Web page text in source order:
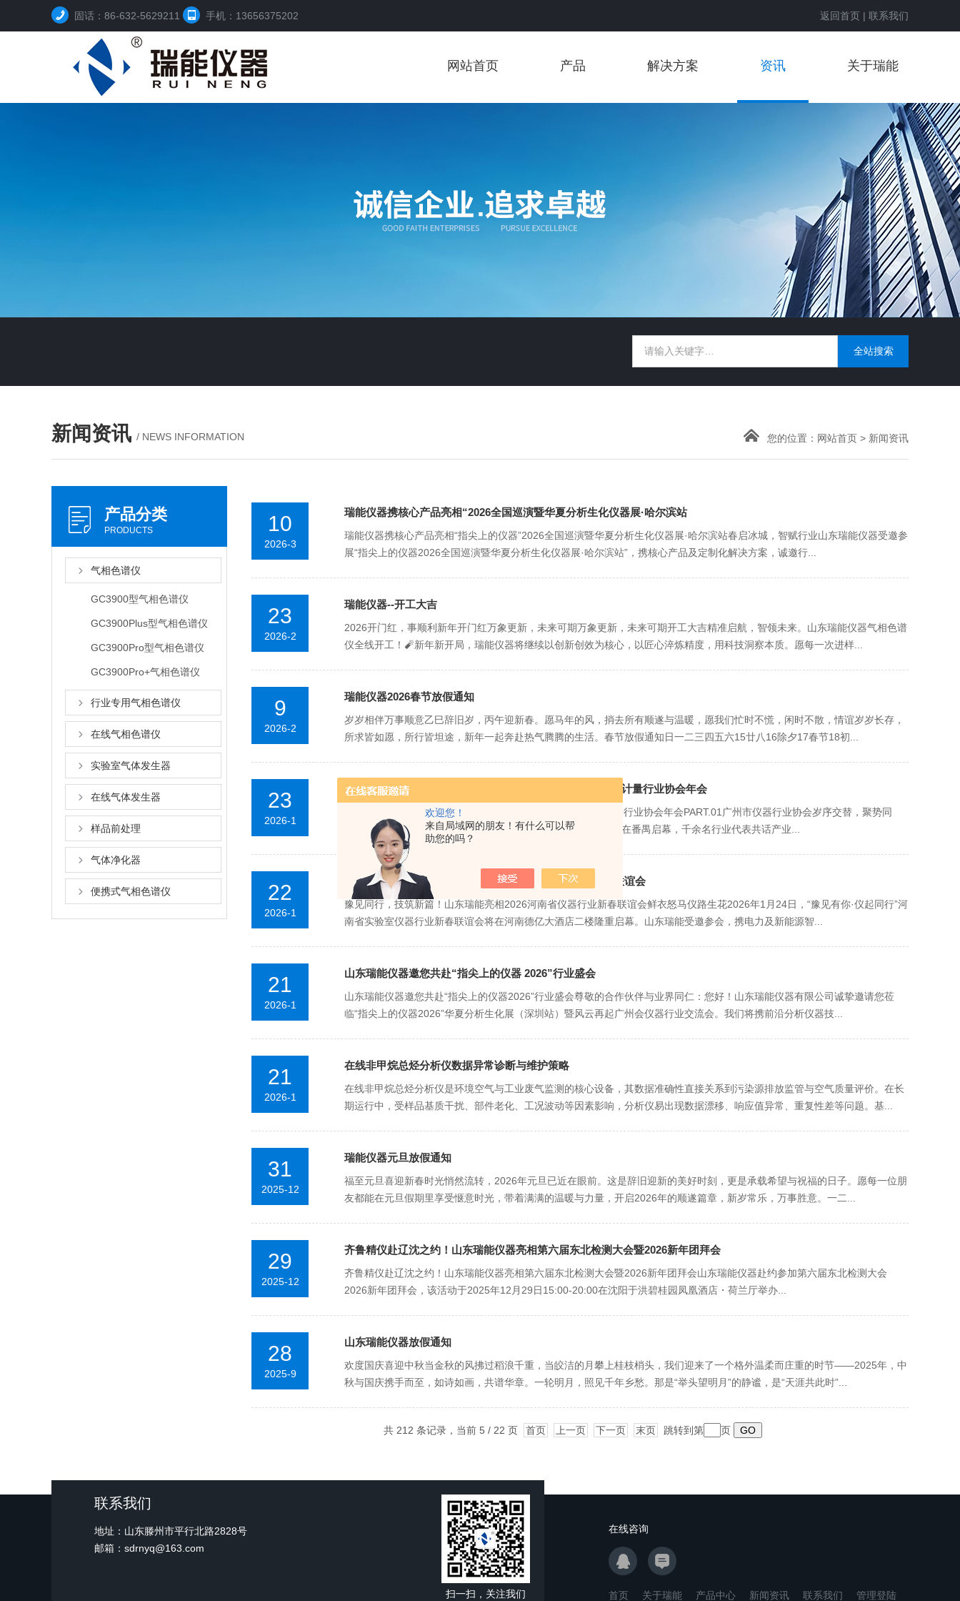
欢迎您！
来自局域网的朋友！有什么可以帮
助您的吗？
固话：86-632-5629211 手机：13656375202 返回首页 | 联系我们
网站首页 产品 解决方案 资讯 关于瑞能
新闻资讯 / NEWS INFORMATION 您的位置： 网站首页 > 新闻资讯
产品分类
PRODUCTS
气相色谱仪
GC3900型气相色谱仪
GC3900Plus型气相色谱仪
GC3900Pro型气相色谱仪
GC3900Pro+气相色谱仪
行业专用气相色谱仪
在线气相色谱仪
实验室气体发生器
在线气体发生器
样品前处理
气体净化器
便携式气相色谱仪
10
2026-3
瑞能仪器携核心产品亮相“2026全国巡演暨华夏分析生化仪器展·哈尔滨站
瑞能仪器携核心产品亮相“指尖上的仪器”2026全国巡演暨华夏分析生化仪器展·哈尔滨站春启冰城，智赋行业山东瑞能仪器受邀参
展“指尖上的仪器2026全国巡演暨华夏分析生化仪器展·哈尔滨站”，携核心产品及定制化解决方案，诚邀行...
23
2026-2
瑞能仪器--开工大吉
2026开门红，事顺利新年开门红万象更新，未来可期万象更新，未来可期开工大吉精准启航，智领未来。山东瑞能仪器气相色谱
仪全线开工！🧨新年新开局，瑞能仪器将继续以创新创效为核心，以匠心淬炼精度，用科技洞察本质。愿每一次进样...
9
2026-2
瑞能仪器2026春节放假通知
岁岁相伴万事顺意乙巳辞旧岁，丙午迎新春。愿马年的风，捎去所有顺遂与温暖，愿我们忙时不慌，闲时不散，情谊岁岁长存，
所求皆如愿，所行皆坦途，新年一起奔赴热气腾腾的生活。春节放假通知日一二三四五六15廿八16除夕17春节18初...
23
2026-1
风起有仪，智创未来——瑞能仪器闪耀2025年广州市仪器&计量行业协会年会
风起有仪，智创未来——瑞能仪器闪耀2025年广州市仪器&计量行业协会年会PART.01广州市仪器行业协会岁序交替，聚势同
行。1月24日，“风起·有仪”2025年广州仪器&计量行业协会年会在番禺启幕，千余名行业代表共话产业...
22
2026-1
豫见同行，技筑新篇！山东瑞能亮相2026河南省仪器行业联谊会
豫见同行，技筑新篇！山东瑞能亮相2026河南省仪器行业新春联谊会鲜衣怒马仪路生花2026年1月24日，“豫见有你·仪起同行”河
南省实验室仪器行业新春联谊会将在河南德亿大酒店二楼隆重启幕。山东瑞能受邀参会，携电力及新能源智...
21
2026-1
​山东瑞能仪器邀您共赴“指尖上的仪器 2026”行业盛会
山东瑞能仪器邀您共赴“指尖上的仪器2026”行业盛会尊敬的合作伙伴与业界同仁：您好！山东瑞能仪器有限公司诚挚邀请您莅
临“指尖上的仪器2026”华夏分析生化展（深圳站）暨风云再起广州会仪器行业交流会。我们将携前沿分析仪器技...
21
2026-1
在线非甲烷总烃分析仪数据异常诊断与维护策略
在线非甲烷总烃分析仪是环境空气与工业废气监测的核心设备，其数据准确性直接关系到污染源排放监管与空气质量评价。在长
期运行中，受样品基质干扰、部件老化、工况波动等因素影响，分析仪易出现数据漂移、响应值异常、重复性差等问题。基...
31
2025-12
瑞能仪器元旦放假通知
福至元旦喜迎新春时光悄然流转，2026年元旦已近在眼前。这是辞旧迎新的美好时刻，更是承载希望与祝福的日子。愿每一位朋
友都能在元旦假期里享受惬意时光，带着满满的温暖与力量，开启2026年的顺遂篇章，新岁常乐，万事胜意。一二...
29
2025-12
齐鲁精仪赴辽沈之约！山东瑞能仪器亮相第六届东北检测大会暨2026新年团拜会
齐鲁精仪赴辽沈之约！山东瑞能仪器亮相第六届东北检测大会暨2026新年团拜会山东瑞能仪器赴约参加第六届东北检测大会
2026新年团拜会，该活动于2025年12月29日15:00-20:00在沈阳于洪碧桂园凤凰酒店・荷兰厅举办...
28
2025-9
山东瑞能仪器放假通知
欢度国庆喜迎中秋当金秋的风拂过稻浪千重，当皎洁的月攀上桂枝梢头，我们迎来了一个格外温柔而庄重的时节——2025年，中
秋与国庆携手而至，如诗如画，共谱华章。一轮明月，照见千年乡愁。那是“举头望明月”的静谧，是“天涯共此时”...
共 212 条记录，当前 5 / 22 页 首页 上一页 下一页 末页 跳转到第 页
联系我们
地址：山东滕州市平行北路2828号
邮箱：sdrnyq@163.com
扫一扫，关注我们
在线咨询
首页 关于瑞能 产品中心 新闻资讯 联系我们 管理登陆